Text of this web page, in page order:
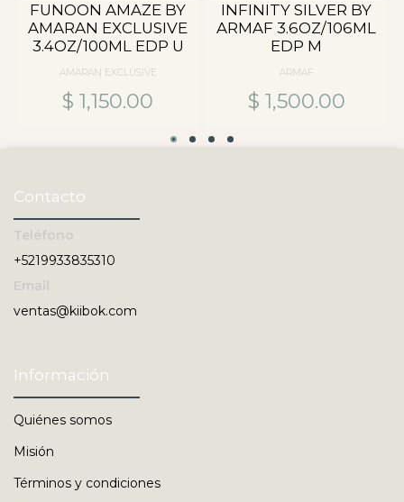
FUNOON AMAZE BY
AMARAN EXCLUSIVE
3.4OZ/100ML EDP U
AMARAN EXCLUSIVE
$ 1,150.00
INFINITY SILVER BY
ARMAF 3.6OZ/106ML
EDP M
ARMAF
$ 1,500.00
Contacto
+5219933835310
ventas@kiibok.com
Información
Quiénes somos
Misión
Términos y condiciones